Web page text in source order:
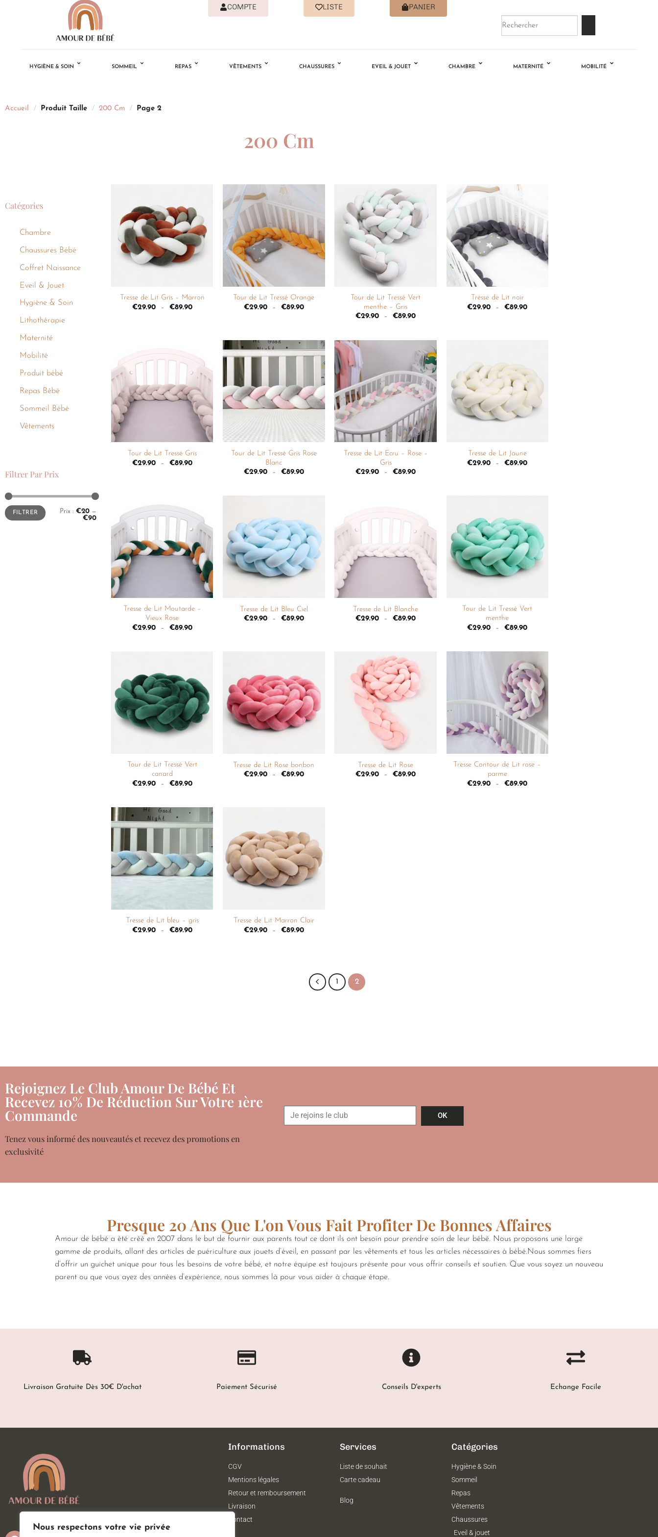
Nous respectons votre vie privée
COMPTE LISTE PANIER
HYGIÈNE & SOIN SOMMEIL REPAS VÊTEMENTS CHAUSSURES EVEIL & JOUET CHAMBRE MATERNITÉ MOBILITÉ
Accueil / Produit Taille / 200 Cm / Page 2
200 Cm
Catégories
Chambre
Chaussures Bébé
Coffret Naissance
Eveil & Jouet
Hygiène & Soin
Lithothérapie
Maternité
Mobilité
Produit bébé
Repas Bébé
Sommeil Bébé
Vêtements
Filtrer Par Prix
FILTRER Prix : €20 —
€90
Ajouter
à la
liste de
souhaits
Tresse de Lit Gris – Marron
€29.90 – €89.90
Ajouter
liste de
souhaits
+
Tour de Lit Tressé Orange
€29.90 – €89.90
Ajouter
liste de
souhaits
Tour de Lit Tressé Vert
menthe – Gris
€29.90 – €89.90
Ajouter
liste de
souhaits
+
Tresse de Lit noir
€29.90 – €89.90
à la
souhaits
Tour de Lit Tressé Gris
€29.90 – €89.90
souhaits
Tour de Lit Tressé Gris Rose
Blanc
€29.90 – €89.90
Ajouter
à la
liste de
souhaits
+
Tresse de Lit Ecru – Rose –
Gris
€29.90 – €89.90
à la
liste de
souhaits
Tresse de Lit Jaune
€29.90 – €89.90
Ajouter
à la
souhaits
Tresse de Lit Moutarde –
Vieux Rose
€29.90 – €89.90
Ajouter
à la
liste de
souhaits
Tresse de Lit Bleu Ciel
€29.90 – €89.90
Ajouter
à la
liste de
souhaits
Tresse de Lit Blanche
€29.90 – €89.90
Ajouter
à la
liste de
souhaits
Tour de Lit Tressé Vert
menthe
€29.90 – €89.90
Ajouter
à la
liste de
souhaits
Tour de Lit Tressé Vert
canard
€29.90 – €89.90
Ajouter
à la
liste de
souhaits
Tresse de Lit Rose bonbon
€29.90 – €89.90
Ajouter
liste de
Tresse de Lit Rose
€29.90 – €89.90
Ajouter
à la
liste de
souhaits
Tresse Contour de Lit rose –
parme
€29.90 – €89.90
souhaits
Tresse de Lit bleu – gris
€29.90 – €89.90
Ajouter
à la
liste de
souhaits
Tresse de Lit Marron Clair
€29.90 – €89.90
1 2
Rejoignez Le Club Amour De Bébé Et
Recevez 10% De Réduction Sur Votre 1ère
Commande
Tenez vous informé des nouveautés et recevez des promotions en
exclusivité
OK
Presque 20 Ans Que L'on Vous Fait Profiter De Bonnes Affaires
Amour de bébé a été créé en 2007 dans le but de fournir aux parents tout ce dont ils ont besoin pour prendre soin de leur bébé. Nous proposons une large
gamme de produits, allant des articles de puériculture aux jouets d’éveil, en passant par les vêtements et tous les articles nécessaires à bébé.Nous sommes fiers
d’offrir un guichet unique pour tous les besoins de votre bébé, et notre équipe est toujours présente pour vous offrir conseils et soutien. Que vous soyez un nouveau
parent ou que vous ayez des années d’expérience, nous sommes là pour vous aider à chaque étape.
Livraison Gratuite Dès 30€ D'achat Paiement Sécurisé Conseils D'experts Echange Facile
Informations
CGV
Mentions légales
Retour et remboursement
Livraison
Contact
Services
Liste de souhait
Carte cadeau
Blog
Catégories
Hygiène & Soin
Sommeil
Repas
Vêtements
Chaussures
Eveil & jouet